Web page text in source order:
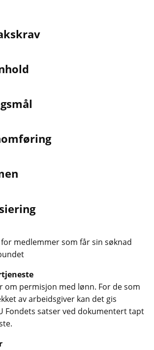
medlemmer som får sin søknad
om permisjon med lønn. For de som
av arbeidsgiver kan det gis
Fondets satser ved dokumentert tapt